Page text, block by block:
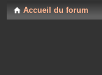
Accueil du forum